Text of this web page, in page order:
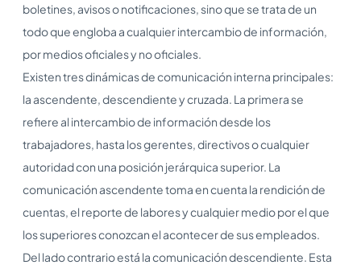
boletines, avisos o notificaciones, sino que se trata de un
todo que engloba a cualquier intercambio de información,
por medios oficiales y no oficiales.
Existen tres dinámicas de comunicación interna principales:
la ascendente, descendiente y cruzada. La primera se
refiere al intercambio de información desde los
trabajadores, hasta los gerentes, directivos o cualquier
autoridad con una posición jerárquica superior. La
comunicación ascendente toma en cuenta la rendición de
cuentas, el reporte de labores y cualquier medio por el que
los superiores conozcan el acontecer de sus empleados.
Del lado contrario está la comunicación descendiente. Esta